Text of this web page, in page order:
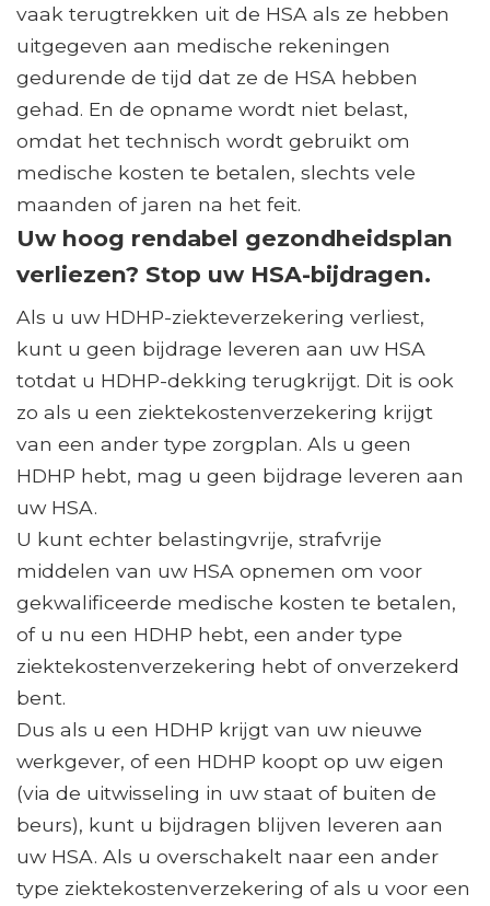
vaak terugtrekken uit de HSA als ze hebben
uitgegeven aan medische rekeningen
gedurende de tijd dat ze de HSA hebben
gehad. En de opname wordt niet belast,
omdat het technisch wordt gebruikt om
medische kosten te betalen, slechts vele
maanden of jaren na het feit.
Uw hoog rendabel gezondheidsplan
verliezen? Stop uw HSA-bijdragen.
Als u uw HDHP-ziekteverzekering verliest,
kunt u geen bijdrage leveren aan uw HSA
totdat u HDHP-dekking terugkrijgt. Dit is ook
zo als u een ziektekostenverzekering krijgt
van een ander type zorgplan. Als u geen
HDHP hebt, mag u geen bijdrage leveren aan
uw HSA.
U kunt echter belastingvrije, strafvrije
middelen van uw HSA opnemen om voor
gekwalificeerde medische kosten te betalen,
of u nu een HDHP hebt, een ander type
ziektekostenverzekering hebt of onverzekerd
bent.
Dus als u een HDHP krijgt van uw nieuwe
werkgever, of een HDHP koopt op uw eigen
(via de uitwisseling in uw staat of buiten de
beurs), kunt u bijdragen blijven leveren aan
uw HSA. Als u overschakelt naar een ander
type ziektekostenverzekering of als u voor een